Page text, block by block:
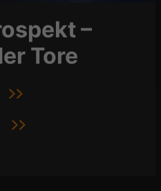
–
Toreandere uns helfen,
verarbeitet werden